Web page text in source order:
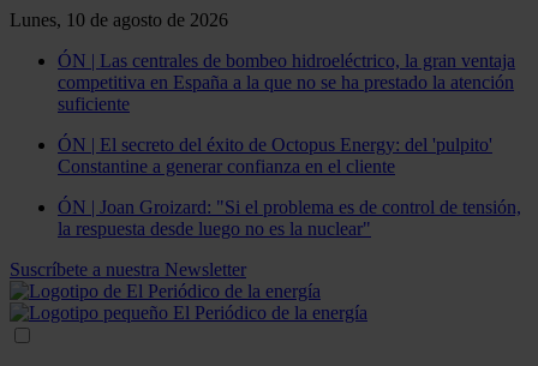
Lunes, 10 de agosto de 2026
ÓN | Las centrales de bombeo hidroeléctrico, la gran ventaja
competitiva en España a la que no se ha prestado la atención
suficiente
ÓN | El secreto del éxito de Octopus Energy: del 'pulpito'
Constantine a generar confianza en el cliente
ÓN | Joan Groizard: "Si el problema es de control de tensión,
la respuesta desde luego no es la nuclear"
Suscríbete a nuestra Newsletter